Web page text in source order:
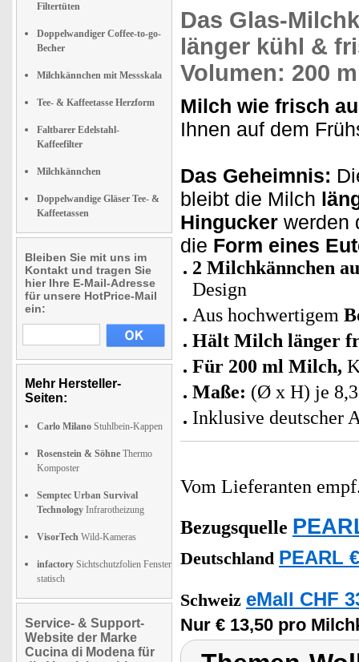
Filtertüten
Doppelwandiger Coffee-to-go-
Becher
Milchkännchen mit Messskala
Tee- & Kaffeetasse Herzform
Faltbarer Edelstahl-
Kaffeefilter
Milchkännchen
Doppelwandige Gläser Tee- &
Kaffeetassen
Bleiben Sie mit uns im
Kontakt und tragen Sie
hier Ihre E-Mail-Adresse
für unsere HotPrice-Mail
ein:
Mehr Hersteller-
Seiten:
Carlo Milano Stuhlbein-Kappen
Rosenstein & Söhne Thermo
Komposter
Semptec Urban Survival
Technology Infrarotheizung
VisorTech Wild-Kameras
infactory Sichtschutzfolien Fenster
statisch
Service- & Support-
Website der Marke
Cucina di Modena für
Das Glas-
länger kühl &
Volumen: 200
Milch wie frisch
Ihnen auf dem
Das Geheimnis:
bleibt die Milch
Hingucker werden
die Form eines
2 Milchkännchen
Design
Aus hochwertigem
Hält Milch länger
Für 200 ml Milch,
Maße: (Ø x H) je
Inklusive deutscher
Vom Lieferanten
Bezugsquelle
Deutschland PEARL
Schweiz eMall CHF
Nur € 13,50 pro